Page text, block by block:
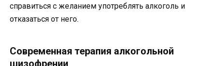
справиться с желанием употреблять алкоголь и
отказаться от него.
Современная терапия алкогольной
шизофрении